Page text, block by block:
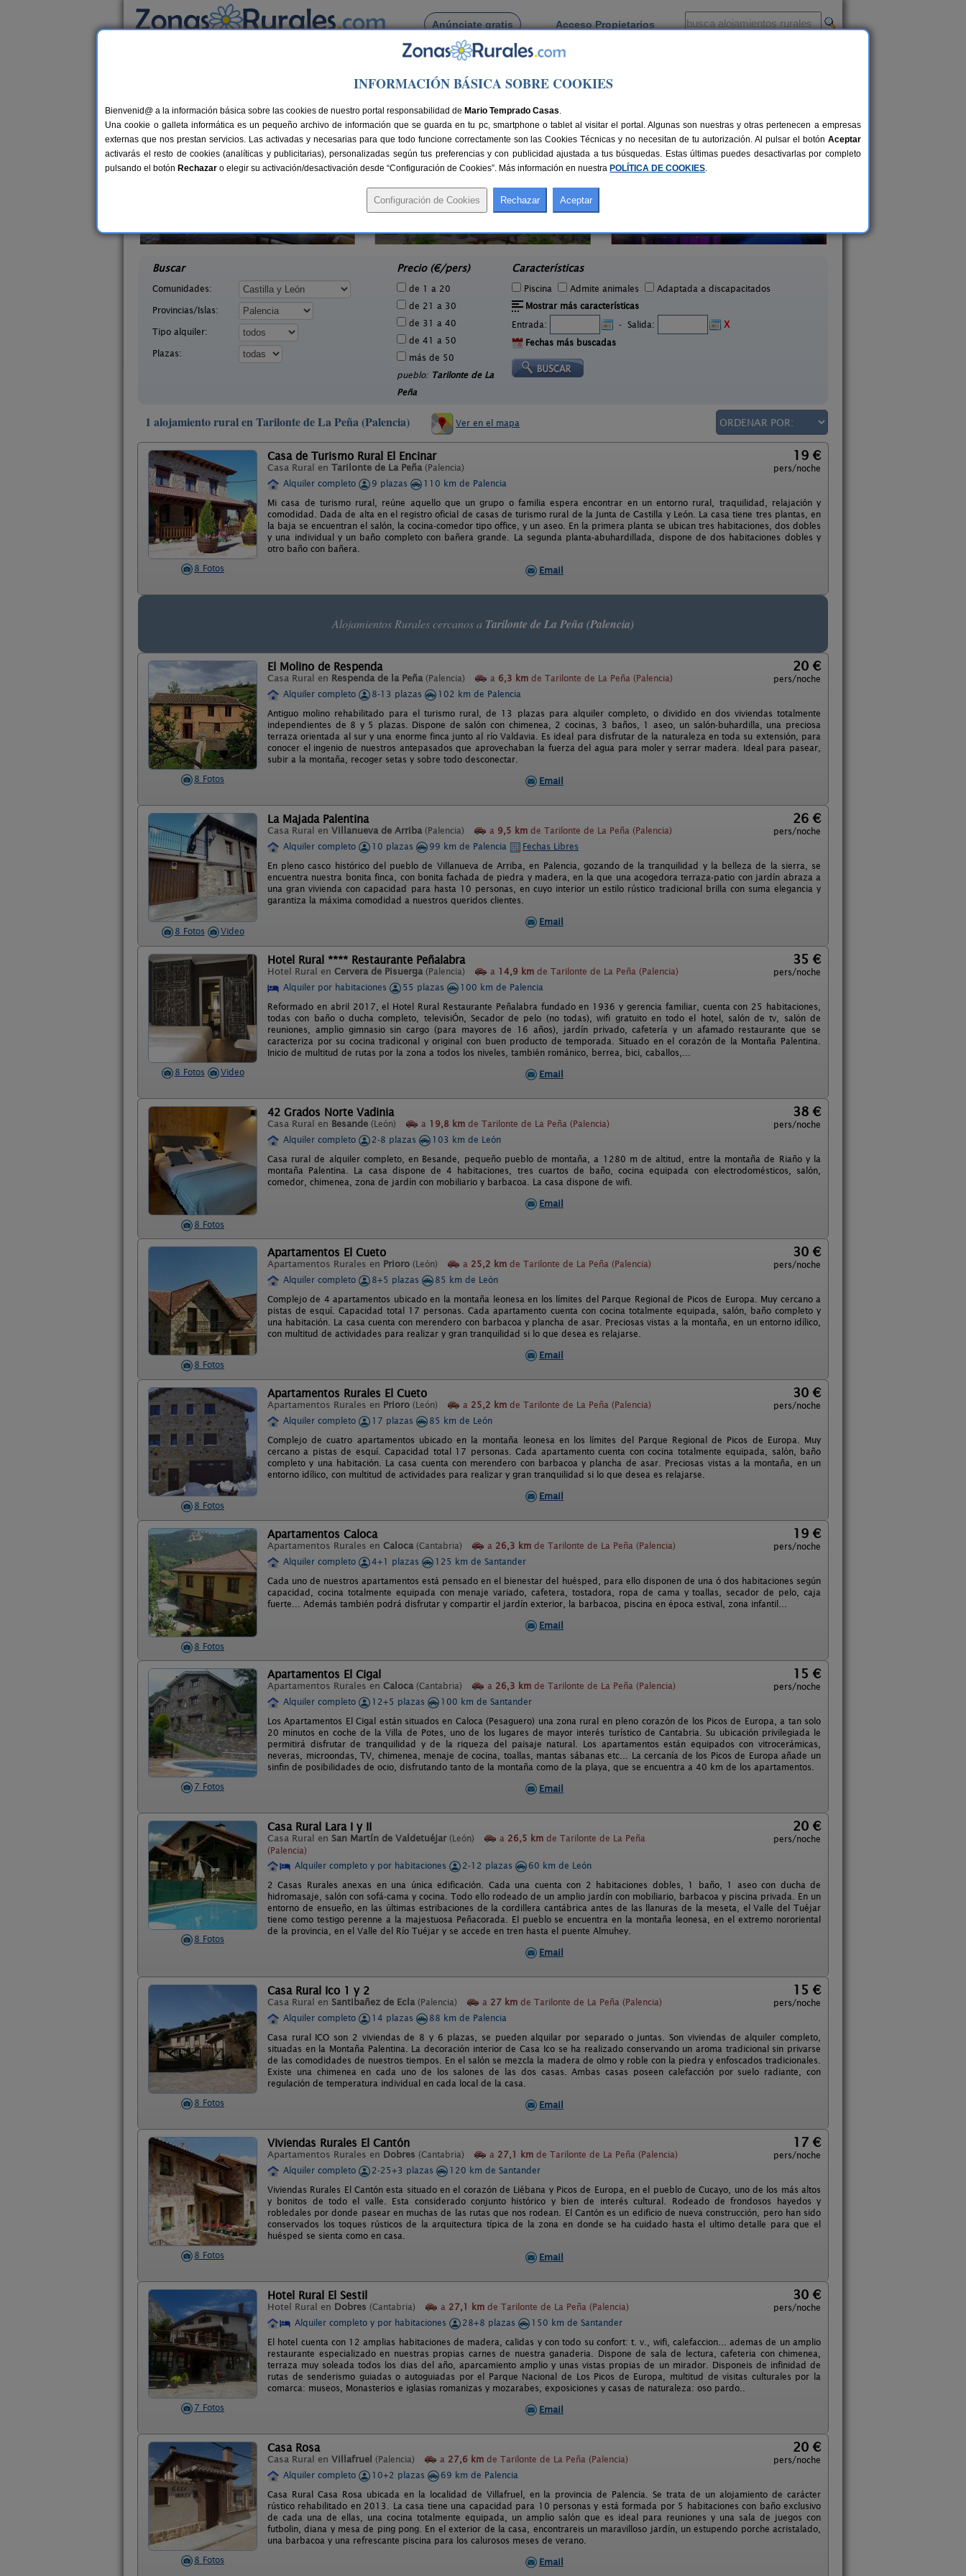
Anúnciate gratis Acceso Propietarios
Busca por pueblo
> Tarilonte de La Peña
Casas Rurales en Tarilonte de La Peña
30 €
Casa Calderón
Cervera de Pisuerga
Buscar
Comunidades:
Provincias/Islas:
Tipo alquiler:
Plazas:
Precio (€/pers)
de 1 a 20
de 21 a 30
de 31 a 40
de 41 a 50
más de 50
pueblo: Tarilonte de La
Peña
Características
Piscina Admite animales
Adaptada a discapacitados
Mostrar más características
Entrada:
- Salida:
X
Fechas más buscadas
1 alojamiento rural en Tarilonte de La Peña (Palencia) Ver en el mapa
8 Fotos
Casa de Turismo Rural El Encinar
Casa Rural en Tarilonte de La Peña (Palencia)
19 €
pers/noche
Alquiler completo
9 plazas
110 km de Palencia
Mi casa de turismo rural, reúne aquello que un grupo o familia espera encontrar en un entorno rural, traquilidad, relajación y
comodidad. Dada de alta en el registro oficial de casas de turismo rural de la Junta de Castilla y León. La casa tiene tres plantas, en
la baja se encuentran el salón, la cocina-comedor tipo office, y un aseo. En la primera planta se ubican tres habitaciones, dos dobles
y una individual y un baño completo con bañera grande. La segunda planta-abuhardillada, dispone de dos habitaciones dobles y
otro baño con bañera.
Email
Alojamientos Rurales cercanos a Tarilonte de La Peña (Palencia)
8 Fotos
El Molino de Respenda
Casa Rural en Respenda de la Peña (Palencia) a 6,3 km de Tarilonte de La Peña (Palencia)
20 €
pers/noche
Alquiler completo
8-13 plazas
102 km de Palencia
Antiguo molino rehabilitado para el turismo rural, de 13 plazas para alquiler completo, o dividido en dos viviendas totalmente
independientes de 8 y 5 plazas. Dispone de salón con chimenea, 2 cocinas, 3 baños, 1 aseo, un salón-buhardilla, una preciosa
terraza orientada al sur y una enorme finca junto al río Valdavia. Es ideal para disfrutar de la naturaleza en toda su extensión, para
conocer el ingenio de nuestros antepasados que aprovechaban la fuerza del agua para moler y serrar madera. Ideal para pasear,
subir a la montaña, recoger setas y sobre todo desconectar.
Email
8 Fotos Video
La Majada Palentina
Casa Rural en Villanueva de Arriba (Palencia) a 9,5 km de Tarilonte de La Peña (Palencia)
26 €
pers/noche
Alquiler completo
10 plazas 99 km de Palencia
Fechas Libres
En pleno casco histórico del pueblo de Villanueva de Arriba, en Palencia, gozando de la tranquilidad y la belleza de la sierra, se
encuentra nuestra bonita finca, con bonita fachada de piedra y madera, en la que una acogedora terraza-patio con jardín abraza a
una gran vivienda con capacidad para hasta 10 personas, en cuyo interior un estilo rústico tradicional brilla con suma elegancia y
garantiza la máxima comodidad a nuestros queridos clientes.
Email
8 Fotos Video
Hotel Rural **** Restaurante Peñalabra
Hotel Rural en Cervera de Pisuerga (Palencia) a 14,9 km de Tarilonte de La Peña (Palencia)
35 €
pers/noche
Alquiler por habitaciones
55 plazas
100 km de Palencia
Reformado en abril 2017, el Hotel Rural Restaurante Peñalabra fundado en 1936 y gerencia familiar, cuenta con 25 habitaciones,
todas con baño o ducha completo, televisiÓn, Secador de pelo (no todas), wifi gratuito en todo el hotel, salón de tv, salón de
reuniones, amplio gimnasio sin cargo (para mayores de 16 años), jardín privado, cafetería y un afamado restaurante que se
caracteriza por su cocina tradiconal y original con buen producto de temporada. Situado en el corazón de la Montaña Palentina.
Inicio de multitud de rutas por la zona a todos los niveles, también románico, berrea, bici, caballos,...
Email
8 Fotos
42 Grados Norte Vadinia
Casa Rural en Besande (León) a 19,8 km de Tarilonte de La Peña (Palencia)
38 €
pers/noche
Alquiler completo
2-8 plazas
103 km de León
Casa rural de alquiler completo, en Besande, pequeño pueblo de montaña, a 1280 m de altitud, entre la montaña de Riaño y la
montaña Palentina. La casa dispone de 4 habitaciones, tres cuartos de baño, cocina equipada con electrodomésticos, salón,
comedor, chimenea, zona de jardín con mobiliario y barbacoa. La casa dispone de wifi.
Email
8 Fotos
Apartamentos El Cueto
Apartamentos Rurales en Prioro (León) a 25,2 km de Tarilonte de La Peña (Palencia)
30 €
pers/noche
Alquiler completo
8+5 plazas
85 km de León
Complejo de 4 apartamentos ubicado en la montaña leonesa en los límites del Parque Regional de Picos de Europa. Muy cercano a
pistas de esquí. Capacidad total 17 personas. Cada apartamento cuenta con cocina totalmente equipada, salón, baño completo y
una habitación. La casa cuenta con merendero con barbacoa y plancha de asar. Preciosas vistas a la montaña, en un entorno idílico,
con multitud de actividades para realizar y gran tranquilidad si lo que desea es relajarse.
Email
8 Fotos
Apartamentos Rurales El Cueto
Apartamentos Rurales en Prioro (León) a 25,2 km de Tarilonte de La Peña (Palencia)
30 €
pers/noche
Alquiler completo
17 plazas
85 km de León
Complejo de cuatro apartamentos ubicado en la montaña leonesa en los límites del Parque Regional de Picos de Europa. Muy
cercano a pistas de esquí. Capacidad total 17 personas. Cada apartamento cuenta con cocina totalmente equipada, salón, baño
completo y una habitación. La casa cuenta con merendero con barbacoa y plancha de asar. Preciosas vistas a la montaña, en un
entorno idílico, con multitud de actividades para realizar y gran tranquilidad si lo que desea es relajarse.
Email
8 Fotos
Apartamentos Caloca
Apartamentos Rurales en Caloca (Cantabria) a 26,3 km de Tarilonte de La Peña (Palencia)
19 €
pers/noche
Alquiler completo
4+1 plazas
125 km de Santander
Cada uno de nuestros apartamentos está pensado en el bienestar del huésped, para ello disponen de una ó dos habitaciones según
capacidad, cocina totalmente equipada con menaje variado, cafetera, tostadora, ropa de cama y toallas, secador de pelo, caja
fuerte... Además también podrá disfrutar y compartir el jardín exterior, la barbacoa, piscina en época estival, zona infantil...
Email
7 Fotos
Apartamentos El Cigal
Apartamentos Rurales en Caloca (Cantabria) a 26,3 km de Tarilonte de La Peña (Palencia)
15 €
pers/noche
Alquiler completo
12+5 plazas
100 km de Santander
Los Apartamentos El Cigal están situados en Caloca (Pesaguero) una zona rural en pleno corazón de los Picos de Europa, a tan solo
20 minutos en coche de la Villa de Potes, uno de los lugares de mayor interés turístico de Cantabria. Su ubicación privilegiada le
permitirá disfrutar de tranquilidad y de la riqueza del paisaje natural. Los apartamentos están equipados con vitrocerámicas,
neveras, microondas, TV, chimenea, menaje de cocina, toallas, mantas sábanas etc... La cercanía de los Picos de Europa añade un
sinfin de posibilidades de ocio, disfrutando tanto de la montaña como de la playa, que se encuentra a 40 km de los apartamentos.
Email
8 Fotos
Casa Rural Lara I y II
Casa Rural en San Martín de Valdetuéjar (León) a 26,5 km de Tarilonte de La Peña
(Palencia)
20 €
pers/noche
Alquiler completo y por habitaciones 2-12 plazas
60 km de León
2 Casas Rurales anexas en una única edificación. Cada una cuenta con 2 habitaciones dobles, 1 baño, 1 aseo con ducha de
hidromasaje, salón con sofá-cama y cocina. Todo ello rodeado de un amplio jardín con mobiliario, barbacoa y piscina privada. En un
entorno de ensueño, en las últimas estribaciones de la cordillera cantábrica antes de las llanuras de la meseta, el Valle del Tuéjar
tiene como testigo perenne a la majestuosa Peñacorada. El pueblo se encuentra en la montaña leonesa, en el extremo nororiental
de la provincia, en el Valle del Río Tuéjar y se accede en tren hasta el puente Almuhey.
Email
8 Fotos
Casa Rural Ico 1 y 2
Casa Rural en Santibañez de Ecla (Palencia) a 27 km de Tarilonte de La Peña (Palencia)
15 €
pers/noche
Alquiler completo
14 plazas
88 km de Palencia
Casa rural ICO son 2 viviendas de 8 y 6 plazas, se pueden alquilar por separado o juntas. Son viviendas de alquiler completo,
situadas en la Montaña Palentina. La decoración interior de Casa Ico se ha realizado conservando un aroma tradicional sin privarse
de las comodidades de nuestros tiempos. En el salón se mezcla la madera de olmo y roble con la piedra y enfoscados tradicionales.
Existe una chimenea en cada uno de los salones de las dos casas. Ambas casas poseen calefacción por suelo radiante, con
regulación de temperatura individual en cada local de la casa.
Email
8 Fotos
Viviendas Rurales El Cantón
Apartamentos Rurales en Dobres (Cantabria) a 27,1 km de Tarilonte de La Peña (Palencia)
17 €
pers/noche
Alquiler completo
2-25+3 plazas
120 km de Santander
Viviendas Rurales El Cantón esta situado en el corazón de Liébana y Picos de Europa, en el pueblo de Cucayo, uno de los más altos
y bonitos de todo el valle. Esta considerado conjunto histórico y bien de interés cultural. Rodeado de frondosos hayedos y
robledales por donde pasear en muchas de las rutas que nos rodean. El Cantón es un edificio de nueva construcción, pero han sido
conservados los toques rústicos de la arquitectura típica de la zona en donde se ha cuidado hasta el ultimo detalle para que el
huésped se sienta como en casa.
Email
7 Fotos
Hotel Rural El Sestil
Hotel Rural en Dobres (Cantabria) a 27,1 km de Tarilonte de La Peña (Palencia)
30 €
pers/noche
Alquiler completo y por habitaciones
28+8 plazas
150 km de Santander
El hotel cuenta con 12 amplias habitaciones de madera, calidas y con todo su confort: t. v., wifi, calefaccion... ademas de un amplio
restaurante especializado en nuestras propias carnes de nuestra ganaderia. Dispone de sala de lectura, cafeteria con chimenea,
terraza muy soleada todos los dias del año, aparcamiento amplio y unas vistas propias de un mirador. Disponeis de infinidad de
rutas de senderismo guiadas o autoguiadas por el Parque Nacional de Los Picos de Europa, multitud de visitas culturales por la
comarca: museos, Monasterios e iglasias romanizas y mozarabes, exposiciones y casas de naturaleza: oso pardo..
Email
8 Fotos
Casa Rosa
Casa Rural en Villafruel (Palencia) a 27,6 km de Tarilonte de La Peña (Palencia)
20 €
pers/noche
Alquiler completo
10+2 plazas
69 km de Palencia
Casa Rural Casa Rosa ubicada en la localidad de Villafruel, en la provincia de Palencia. Se trata de un alojamiento de carácter
rústico rehabilitado en 2013. La casa tiene una capacidad para 10 personas y está formada por 5 habitaciones con baño exclusivo
de cada una de ellas, una cocina totalmente equipada, un amplio salón que es ideal para reuniones y una sala de juegos con
futbolin, diana y mesa de ping pong. En el exterior de la casa, encontrareis un maravilloso jardín, un estupendo porche acristalado,
una barbacoa y una refrescante piscina para los calurosos meses de verano.
Email
INFORMACIÓN BÁSICA SOBRE COOKIES
Bienvenid@ a la información básica sobre las cookies de nuestro portal responsabilidad de Mario Temprado Casas.
Una cookie o galleta informática es un pequeño archivo de información que se guarda en tu pc, smartphone o tablet al visitar el portal. Algunas son nuestras y otras pertenecen a empresas
externas que nos prestan servicios. Las activadas y necesarias para que todo funcione correctamente son las Cookies Técnicas y no necesitan de tu autorización. Al pulsar el botón Aceptar
activarás el resto de cookies (analíticas y publicitarias), personalizadas según tus preferencias y con publicidad ajustada a tus búsquedas. Estas últimas puedes desactivarlas por completo
pulsando el botón Rechazar o elegir su activación/desactivación desde “Configuración de Cookies”. Más información en nuestra POLÍTICA DE COOKIES.